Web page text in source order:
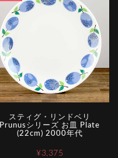
スティグ・リンドベリ
Prunusシリーズ お皿 Plate
(22cm) 2000年代
¥3,375